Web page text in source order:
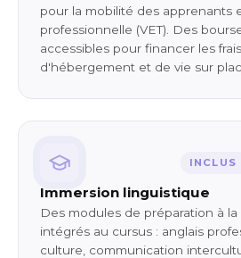
pour la mobilité des apprenants
professionnelle (VET). Des
accessibles pour financer les
d'hébergement et de vie sur
INCLUS
Immersion linguistique
Des modules de préparation à
intégrés au cursus : anglais
culture, communication